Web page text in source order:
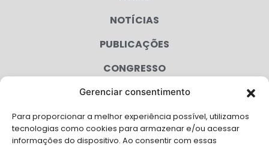
Gerenciar consentimento
Para proporcionar a melhor experiência possível, utilizamos
tecnologias como cookies para armazenar e/ou acessar
informações do dispositivo. Ao consentir com essas
NOTÍCIAS
PUBLICAÇÕES
CONGRESSO
AGENDA
CAMPANHAS
SERVIÇOS